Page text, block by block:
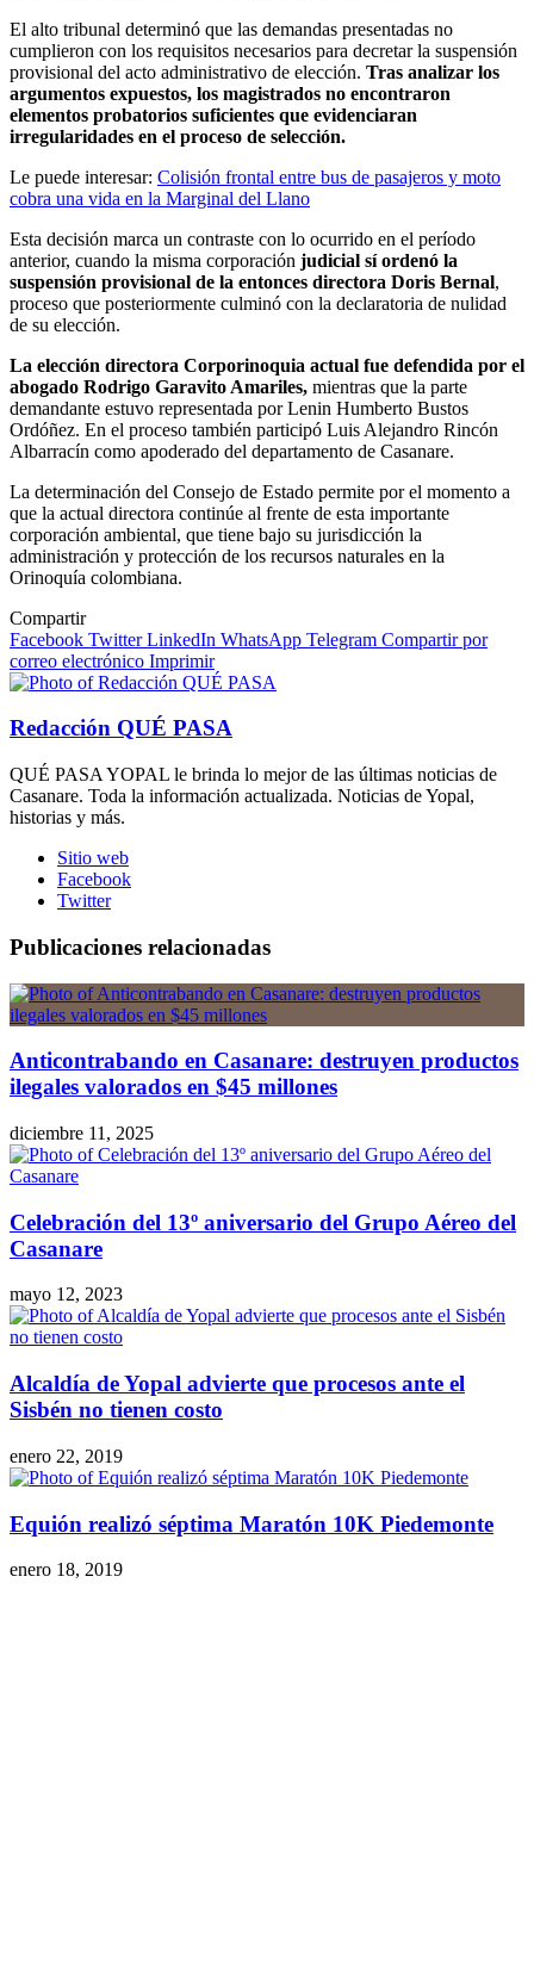
El alto tribunal determinó que las demandas presentadas no
cumplieron con los requisitos necesarios para decretar la suspensión
provisional del acto administrativo de elección. Tras analizar los
argumentos expuestos, los magistrados no encontraron
elementos probatorios suficientes que evidenciaran
irregularidades en el proceso de selección.
Le puede interesar: Colisión frontal entre bus de pasajeros y moto
cobra una vida en la Marginal del Llano
Esta decisión marca un contraste con lo ocurrido en el período
anterior, cuando la misma corporación judicial sí ordenó la
suspensión provisional de la entonces directora Doris Bernal,
proceso que posteriormente culminó con la declaratoria de nulidad
de su elección.
La elección directora Corporinoquia actual fue defendida por el
abogado Rodrigo Garavito Amariles, mientras que la parte
demandante estuvo representada por Lenin Humberto Bustos
Ordóñez. En el proceso también participó Luis Alejandro Rincón
Albarracín como apoderado del departamento de Casanare.
La determinación del Consejo de Estado permite por el momento a
que la actual directora continúe al frente de esta importante
corporación ambiental, que tiene bajo su jurisdicción la
administración y protección de los recursos naturales en la
Orinoquía colombiana.
Compartir
Facebook Twitter LinkedIn WhatsApp Telegram Compartir por
correo electrónico Imprimir
Redacción QUÉ PASA
QUÉ PASA YOPAL le brinda lo mejor de las últimas noticias de
Casanare. Toda la información actualizada. Noticias de Yopal,
historias y más.
Sitio web
Facebook
Twitter
Publicaciones relacionadas
Anticontrabando en Casanare: destruyen productos
ilegales valorados en $45 millones
diciembre 11, 2025
Celebración del 13º aniversario del Grupo Aéreo del
Casanare
mayo 12, 2023
Alcaldía de Yopal advierte que procesos ante el
Sisbén no tienen costo
enero 22, 2019
Equión realizó séptima Maratón 10K Piedemonte
enero 18, 2019